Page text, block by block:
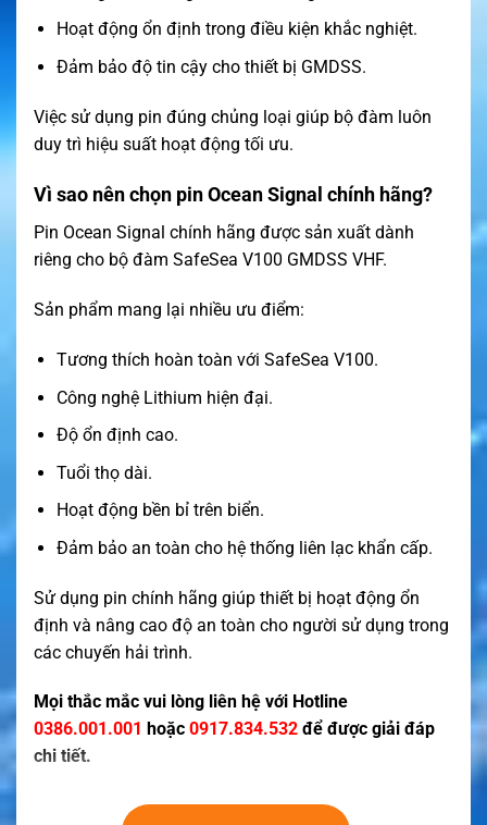
Hoạt động ổn định trong điều kiện khắc nghiệt.
Đảm bảo độ tin cậy cho thiết bị GMDSS.
Việc sử dụng pin đúng chủng loại giúp bộ đàm luôn
duy trì hiệu suất hoạt động tối ưu.
Vì sao nên chọn pin Ocean Signal chính hãng?
Pin Ocean Signal chính hãng được sản xuất dành
riêng cho bộ đàm SafeSea V100 GMDSS VHF.
Sản phẩm mang lại nhiều ưu điểm:
Tương thích hoàn toàn với SafeSea V100.
Công nghệ Lithium hiện đại.
Độ ổn định cao.
Tuổi thọ dài.
Hoạt động bền bỉ trên biển.
Đảm bảo an toàn cho hệ thống liên lạc khẩn cấp.
Sử dụng pin chính hãng giúp thiết bị hoạt động ổn
định và nâng cao độ an toàn cho người sử dụng trong
các chuyến hải trình.
Mọi thắc mắc vui lòng liên hệ với Hotline
0386.001.001 hoặc 0917.834.532 để được giải đáp
chi tiết.